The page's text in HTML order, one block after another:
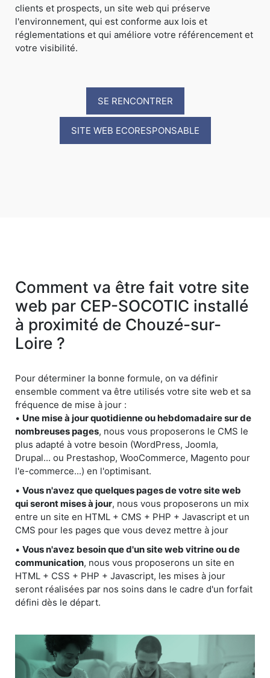
clients et prospects, un site web qui préserve
l'environnement, qui est conforme aux lois et
réglementations et qui améliore votre référencement et
votre visibilité.
SE RENCONTRER
SITE WEB ECORESPONSABLE
Comment va être fait votre site
web par CEP-SOCOTIC installé
à proximité de Chouzé-sur-
Loire ?
Pour déterminer la bonne formule, on va définir
ensemble comment va être utilisés votre site web et sa
fréquence de mise à jour :
• Une mise à jour quotidienne ou hebdomadaire sur de
nombreuses pages, nous vous proposerons le CMS le
plus adapté à votre besoin (WordPress, Joomla,
Drupal... ou Prestashop, WooCommerce, Magento pour
l'e-commerce...) en l'optimisant.
• Vous n'avez que quelques pages de votre site web
qui seront mises à jour, nous vous proposerons un mix
entre un site en HTML + CMS + PHP + Javascript et un
CMS pour les pages que vous devez mettre à jour
• Vous n'avez besoin que d'un site web vitrine ou de
communication, nous vous proposerons un site en
HTML + CSS + PHP + Javascript, les mises à jour
seront réalisées par nos soins dans le cadre d'un forfait
défini dès le départ.